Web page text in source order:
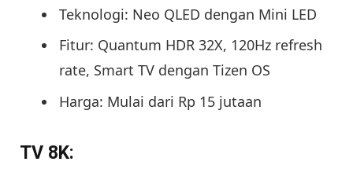
Teknologi: Neo QLED dengan Mini LED
Fitur: Quantum HDR 32X, 120Hz refresh
rate, Smart TV dengan Tizen OS
Harga: Mulai dari Rp 15 jutaan
TV 8K: